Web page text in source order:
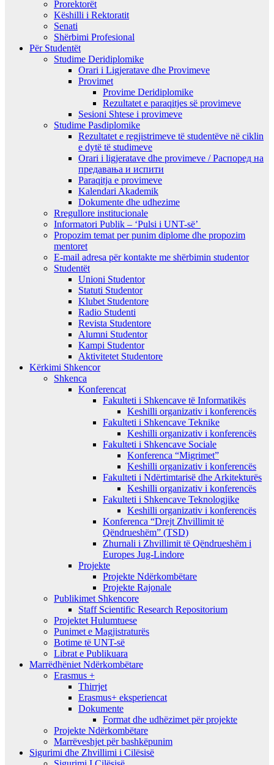
Prorektorët
Këshilli i Rektoratit
Senati
Shërbimi Profesional
Për Studentët
Studime Deridiplomike
Orari i Ligjeratave dhe Provimeve
Provimet
Provime Deridiplomike
Rezultatet e paraqitjes së provimeve
Sesioni Shtese i provimeve
Studime Pasdiplomike
Rezultatet e regjistrimeve të studentëve në ciklin
e dytë të studimeve
Orari i ligjeratave dhe provimeve / Распоред на
предавањa и испити
Paraqitja e provimeve
Kalendari Akademik
Dokumente dhe udhezime
Rregullore institucionale
Informatori Publik – ‘Pulsi i UNT-së’
Propozim temat per punim diplome dhe propozim
mentoret
E-mail adresa për kontakte me shërbimin studentor
Studentët
Unioni Studentor
Statuti Studentor
Klubet Studentore
Radio Studenti
Revista Studentore
Alumni Studentor
Kampi Studentor
Aktivitetet Studentore
Kërkimi Shkencor
Shkenca
Konferencat
Fakulteti i Shkencave të Informatikës
Keshilli organizativ i konferencës
Fakulteti i Shkencave Teknike
Keshilli organizativ i konferencës
Fakulteti i Shkencave Sociale
Konferenca “Migrimet”
Keshilli organizativ i konferencës
Fakulteti i Ndërtimtarisë dhe Arkitekturës
Keshilli organizativ i konferencës
Fakulteti i Shkencave Teknologjike
Keshilli organizativ i konferencës
Konferenca “Drejt Zhvillimit të
Qëndrueshëm” (TSD)
Zhurnali i Zhvillimit të Qëndrueshëm i
Europes Jug-Lindore
Projekte
Projekte Ndërkombëtare
Projekte Rajonale
Publikimet Shkencore
Staff Scientific Research Repositorium
Projektet Hulumtuese
Punimet e Magjistraturës
Botime të UNT-së
Librat e Publikuara
Marrëdhëniet Ndërkombëtare
Erasmus +
Thirrjet
Erasmus+ eksperiencat
Dokumente
Format dhe udhëzimet për projekte
Projekte Ndërkombëtare
Marrëveshjet për bashkëpunim
Sigurimi dhe Zhvillimi i Cilësisë